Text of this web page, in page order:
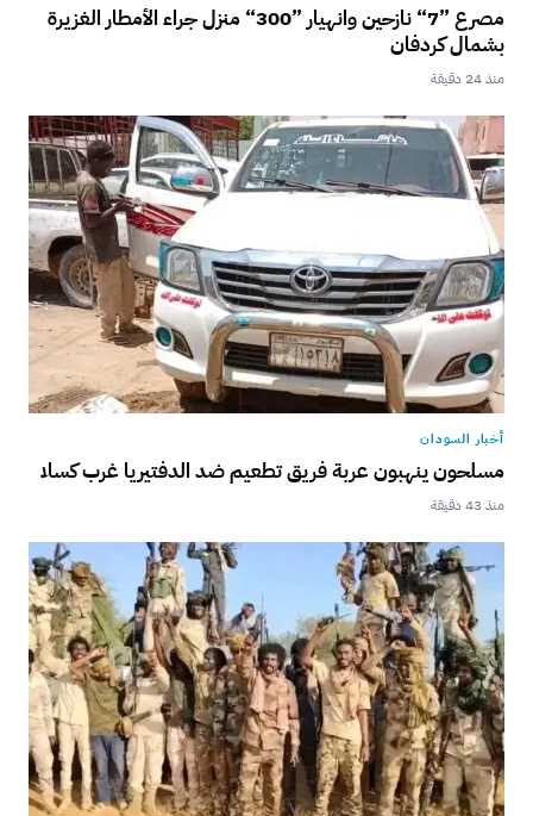
مصرع ”7“ نازحين وانهيار ”300“ منزل جراء الأمطار الغزيرة
بشمال كردفان
منذ 24 دقيقة
أخبار السودان
مسلحون ينهبون عربة فريق تطعيم ضد الدفتيريا غرب كسلا
منذ 43 دقيقة